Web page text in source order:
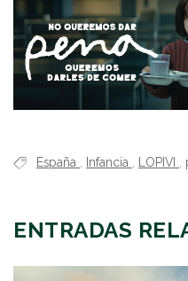
España Infancia LOPIVI
ENTRADAS